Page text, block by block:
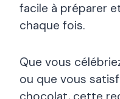
facile à préparer
chaque fois.
Que vous
ou que vous